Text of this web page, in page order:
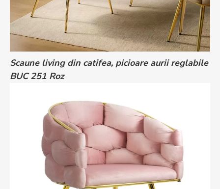
Scaune living din catifea, picioare aurii reglabile
BUC 251 Roz